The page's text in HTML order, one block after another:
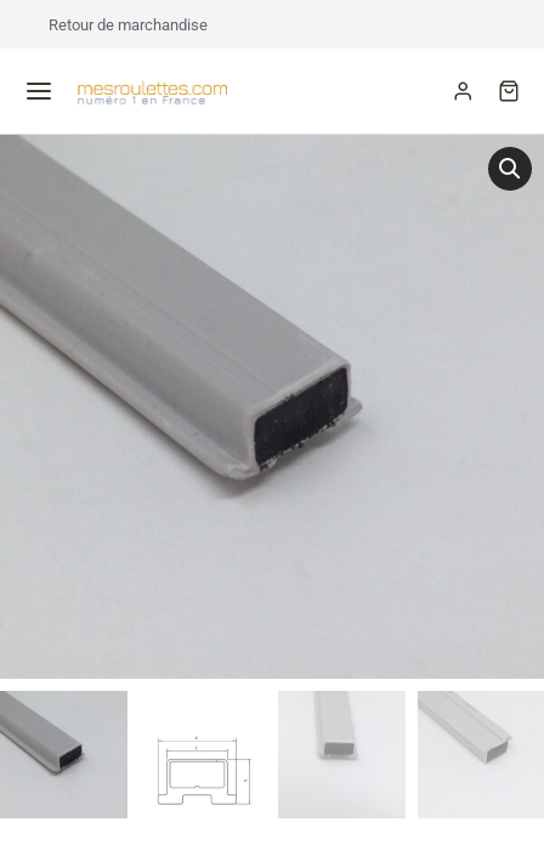
Retour de marchandise